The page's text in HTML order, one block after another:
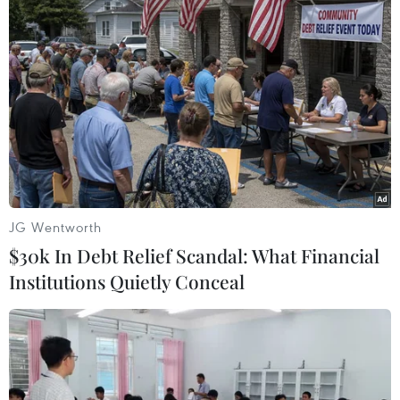
Chiều tối 11/3, Tổng Bí thư Tô Lâm và Phu nhân
cùng Đoàn đại biểu Việt Nam đã gặp gỡ cán bộ,
nhân viên Đại sứ quán Việt Nam tại Singapore và
hơn 200 đại diện cộng đồng người Việt tại
Singapore.
(TTXVN/Vietnam+)
JG Wentworth
$30k In Debt Relief Scandal: What Financial
Institutions Quietly Conceal